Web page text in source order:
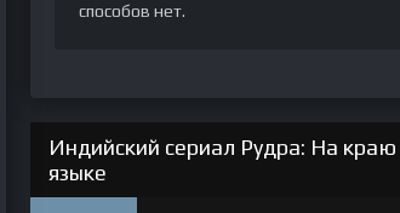
способов нет.
Индийский сериал Рудра: На
языке